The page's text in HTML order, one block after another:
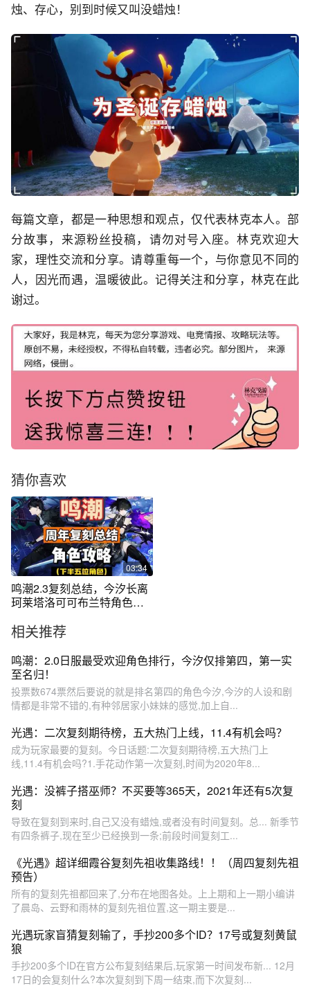
烛、存心，别到时候又叫没蜡烛！
每篇文章，都是一种思想和观点，仅代表林克本人。部
分故事，来源粉丝投稿，请勿对号入座。林克欢迎大
家，理性交流和分享。请尊重每一个，与你意见不同的
人，因光而遇，温暖彼此。记得关注和分享，林克在此
谢过。
猜你喜欢
03:34
鸣潮2.3复刻总结，今汐长离
珂莱塔洛可可布兰特角色攻
相关推荐
鸣潮：2.0日服最受欢迎角色排行，今汐仅排第四，第一实
至名归！
投票数674票然后要说的就是排名第四的角色今汐,今汐的人设和剧
情都是非常不错的,有种邻居家小妹妹的感觉,加上自...
光遇：二次复刻期待榜，五大热门上线，11.4有机会吗？
成为玩家最要的复刻。今日话题:二次复刻期待榜,五大热门上
线,11.4有机会吗?1.手花动作第一次复刻,时间为2020年8...
光遇：没裤子搭巫师？不买要等365天，2021年还有5次复
刻
导致在复刻到来时,自己又没有蜡烛,或者没有时间复刻。总... 新季节
有四条裤子,现在至少已经换到一条;前段时间复刻工...
《光遇》超详细霞谷复刻先祖收集路线！！（周四复刻先祖
预告）
所有的复刻先祖都回来了,分布在地图各处。上上期和上一期小编讲
了晨岛、云野和雨林的复刻先祖位置,这一期主要是...
光遇玩家盲猜复刻输了，手抄200多个ID？17号或复刻黄鼠
狼
手抄200多个ID在官方公布复刻结果后,玩家第一时间发布新... 12月
17日的会复刻什么?本次复刻到下周一结束,而下次复刻...